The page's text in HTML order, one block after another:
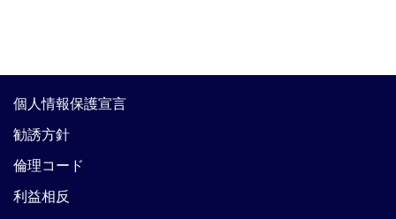
個人情報保護宣言
勧誘方針
倫理コード
利益相反